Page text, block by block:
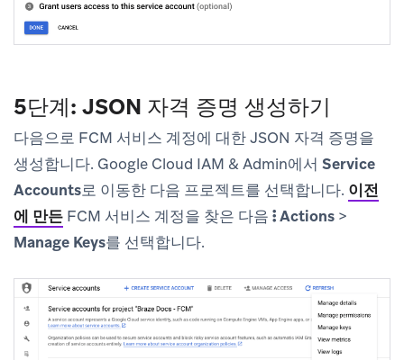
5단계: JSON 자격 증명 생성하기
다음으로 FCM 서비스 계정에 대한 JSON 자격 증명을
생성합니다. Google Cloud IAM & Admin에서 Service
Accounts로 이동한 다음 프로젝트를 선택합니다. 이전
에 만든 FCM 서비스 계정을 찾은 다음 Actions >
Manage Keys를 선택합니다.